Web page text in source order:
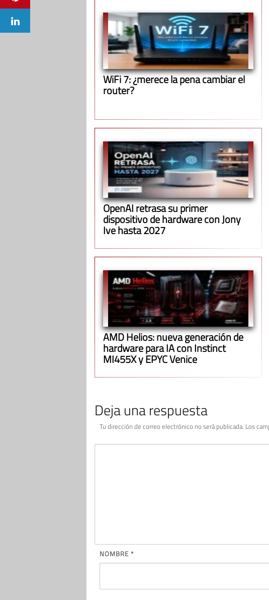
WiFi 7: ¿merece la pena cambiar el
router?
OpenAI retrasa su primer
dispositivo de hardware con Jony
Ive hasta 2027
AMD Helios: nueva generación de
hardware para IA con Instinct
MI455X y EPYC Venice
Deja una respuesta
Tu dirección de correo electrónico no será publicada. Los
NOMBRE *